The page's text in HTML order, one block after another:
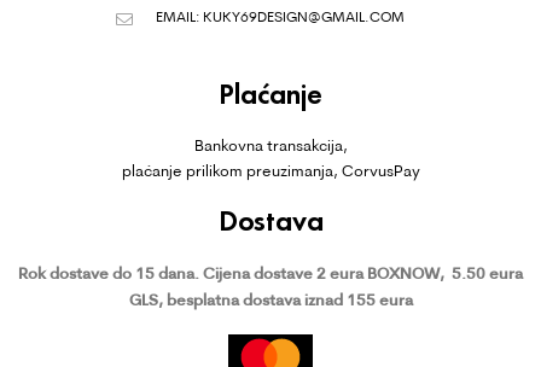
EMAIL: KUKY69DESIGN@GMAIL.COM
Plaćanje
Bankovna transakcija,
plaćanje prilikom preuzimanja, CorvusPay
Dostava
Rok dostave do 15 dana. Cijena dostave 2 eura BOXNOW, 5.50 eura
GLS, besplatna dostava iznad 155 eura